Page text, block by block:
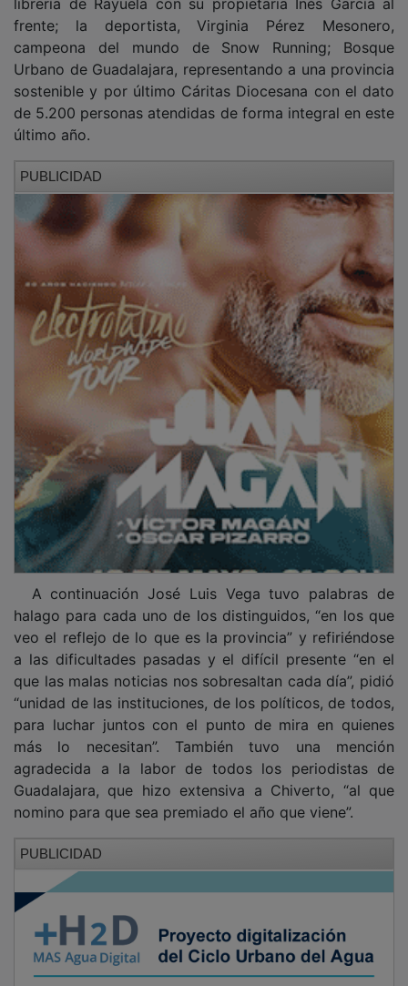
frente; la deportista, Virginia Pérez Mesonero,
campeona del mundo de Snow Running; Bosque
Urbano de Guadalajara, representando a una provincia
sostenible y por último Cáritas Diocesana con el dato
de 5.200 personas atendidas de forma integral en este
último año.
halago para cada uno de los distinguidos, “en los que
veo el reflejo de lo que es la provincia” y refiriéndose
a las dificultades pasadas y el difícil presente “en el
que las malas noticias nos sobresaltan cada día”, pidió
“unidad de las instituciones, de los políticos, de todos,
para luchar juntos con el punto de mira en quienes
más lo necesitan”. También tuvo una mención
agradecida a la labor de todos los periodistas de
Guadalajara, que hizo extensiva a Chiverto, “al que
nomino para que sea premiado el año que viene”.